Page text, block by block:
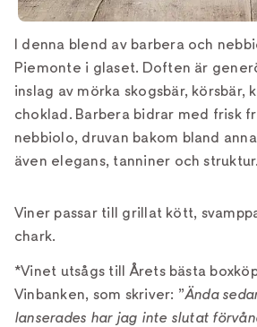
I denna blend av barbera och
Piemonte i glaset. Doften är
inslag av mörka skogsbär, körsbär,
choklad. Barbera bidrar med frisk
nebbiolo, druvan bakom bland
även elegans, tanniner och struktur.
Viner passar till grillat kött,
chark.
*Vinet utsågs till Årets bästa
Vinbanken, som skriver: ”Ända
lanserades har jag inte slutat